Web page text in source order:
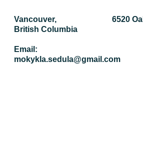
Vancouver,
British Columbia
6520
Email:
mokykla.sedula@gmail.com